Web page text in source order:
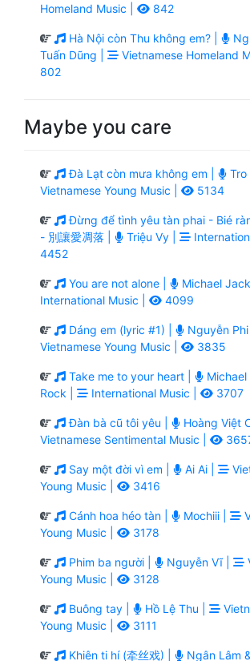
Homeland Music |
842
Hà Nội còn Thu không em? |
Tuấn Dũng |
Vietnamese Homeland
802
Maybe you care
Đà Lạt còn mưa không em |
Tro
Vietnamese Young Music |
5134
Đừng để tình yêu tàn phai - Bié
- 別讓愛凋落 |
Triệu Vy |
4452
You are not alone |
Michael
International Music |
4099
Dáng em (lyric #1) |
Nguyễn Phi
Vietnamese Young Music |
3835
Take me to your heart |
Michael
Rock |
International Music | 3707
Đàn bà cũ tôi yêu |
Hoàng Việt
Vietnamese Sentimental Music |
Say một đời vì em | Ai Ai |
Young Music |
3416
Cánh hoa héo tàn | Mochiii |
Young Music |
3178
Phim ba người | Nguyễn Vĩ |
Young Music |
3128
Buông tay | Hồ Lệ Thu |
Young Music |
3111
Khiên ti hí (牵丝戏) |
Ngân Lâm